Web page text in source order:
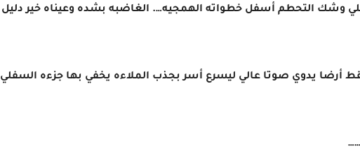
وشك التحطم أسفل خطواته الهمجيه…. الغاضبه بشده وعيناه خير دليل
أرضا يدوي صوتا عالي ليسرع أسر بجذب الملاءه يخفي بها جزءه السفلي